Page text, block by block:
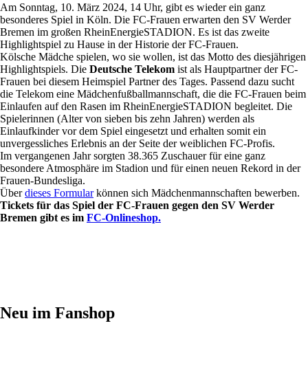
Am Sonntag, 10. März 2024, 14 Uhr, gibt es wieder ein ganz
besonderes Spiel in Köln. Die FC-Frauen erwarten den SV Werder
Bremen im großen RheinEnergieSTADION. Es ist das zweite
Highlightspiel zu Hause in der Historie der FC-Frauen.
Kölsche Mädche spielen, wo sie wollen, ist das Motto des diesjährigen
Highlightspiels. Die Deutsche Telekom ist als Hauptpartner der FC-
Frauen bei diesem Heimspiel Partner des Tages. Passend dazu sucht
die Telekom eine Mädchenfußballmannschaft, die die FC-Frauen beim
Einlaufen auf den Rasen im RheinEnergieSTADION begleitet. Die
Spielerinnen (Alter von sieben bis zehn Jahren) werden als
Einlaufkinder vor dem Spiel eingesetzt und erhalten somit ein
unvergessliches Erlebnis an der Seite der weiblichen FC-Profis.
Im vergangenen Jahr sorgten 38.365 Zuschauer für eine ganz
besondere Atmosphäre im Stadion und für einen neuen Rekord in der
Frauen-Bundesliga.
Überdieses Formularkönnen sich Mädchenmannschaften bewerben.
Tickets für das Spiel der FC-Frauen gegen den SV Werder
Bremen gibt es im FC-Onlineshop.
Neu im Fanshop